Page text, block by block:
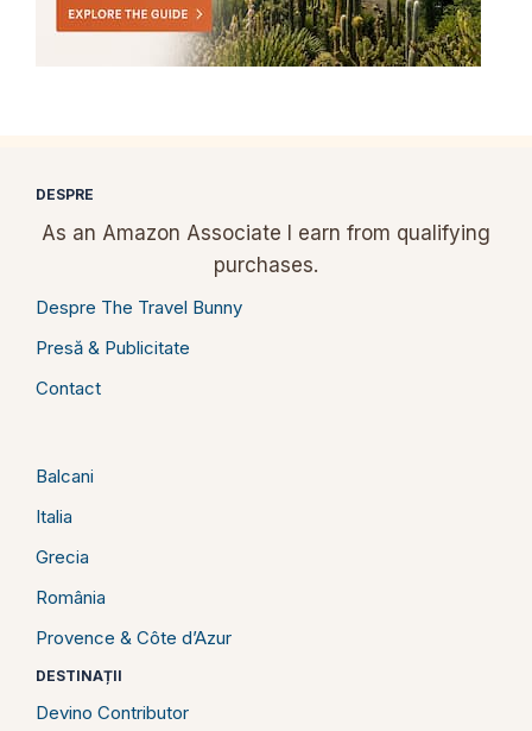
DESPRE
As an Amazon Associate I earn from qualifying
purchases.
Despre The Travel Bunny
Presă & Publicitate
Contact
Balcani
Italia
Grecia
România
Provence & Côte d’Azur
DESTINAȚII
Devino Contributor